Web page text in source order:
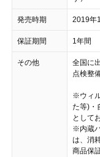
発売時期 2019年
保証期間 1年間
その他
全国に
点検整
※ウィ
た等)・
として
※内蔵
は、消
商品保